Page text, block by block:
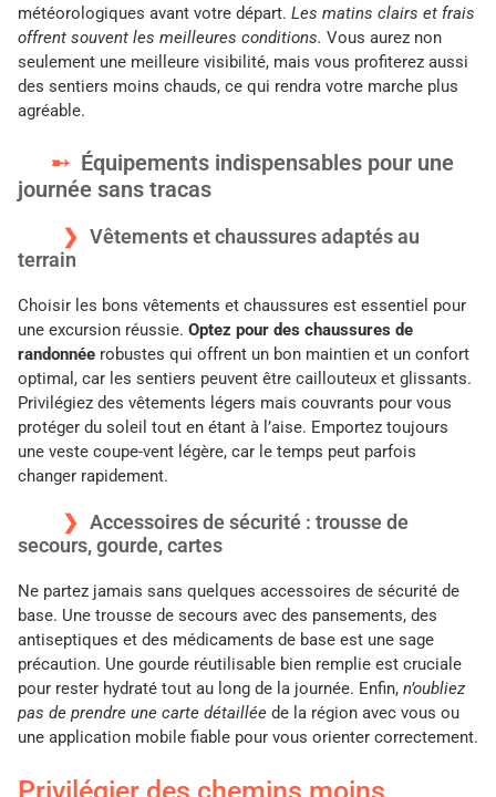
météorologiques avant votre départ. Les matins clairs et frais
offrent souvent les meilleures conditions. Vous aurez non
seulement une meilleure visibilité, mais vous profiterez aussi
des sentiers moins chauds, ce qui rendra votre marche plus
agréable.
Équipements indispensables pour une
journée sans tracas
Vêtements et chaussures adaptés au
terrain
Choisir les bons vêtements et chaussures est essentiel pour
une excursion réussie. Optez pour des chaussures de
randonnée robustes qui offrent un bon maintien et un confort
optimal, car les sentiers peuvent être caillouteux et glissants.
Privilégiez des vêtements légers mais couvrants pour vous
protéger du soleil tout en étant à l’aise. Emportez toujours
une veste coupe-vent légère, car le temps peut parfois
changer rapidement.
Accessoires de sécurité : trousse de
secours, gourde, cartes
Ne partez jamais sans quelques accessoires de sécurité de
base. Une trousse de secours avec des pansements, des
antiseptiques et des médicaments de base est une sage
précaution. Une gourde réutilisable bien remplie est cruciale
pour rester hydraté tout au long de la journée. Enfin, n’oubliez
pas de prendre une carte détaillée de la région avec vous ou
une application mobile fiable pour vous orienter correctement.